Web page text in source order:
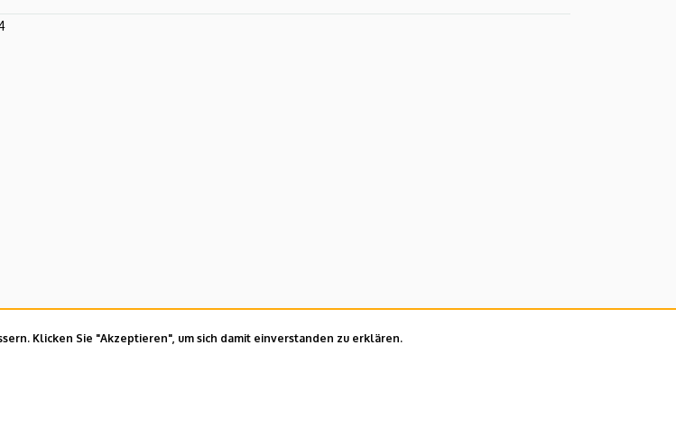
Klicken Sie "Akzeptieren", um sich damit einverstanden zu erklären.